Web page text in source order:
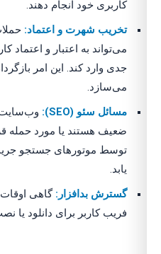
کاربری خود انجام دهند.
تخریب شهرت و اعتماد:حملات
می‌تواند به اعتبار و اعتماد
جدی وارد کند. این امر
می‌سازد.
مسائل سئو (SEO):
وب‌سایت‌هایی
ضعیف هستند یا مورد حمله قرار
توسط موتورهای جستجو جریمه
گسترش بدافزار:گاهی اوقات،
فریب کاربر برای دانلود یا نصب